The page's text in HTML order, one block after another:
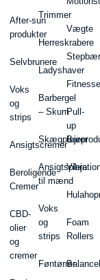
After-sun
produkter
Selvbrunere
Voks
og
strips
Ansigtscremer
Beroligende
Cremer
CBD-
olier
og
cremer
Trimmer
Herreskrabere
Ladyshaver
Barbergel
– Skum
Ansigtspleje
til mænd
Voks
og
strips
Føntørrer
Vægte
Pull-
up
Barer
Foam
Rollers